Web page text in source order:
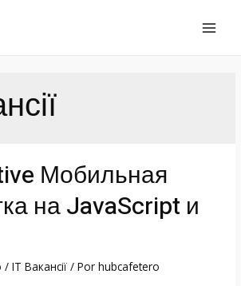
Мобильная
на JavaScript и
/IT Вакансії / Porhubcafetero